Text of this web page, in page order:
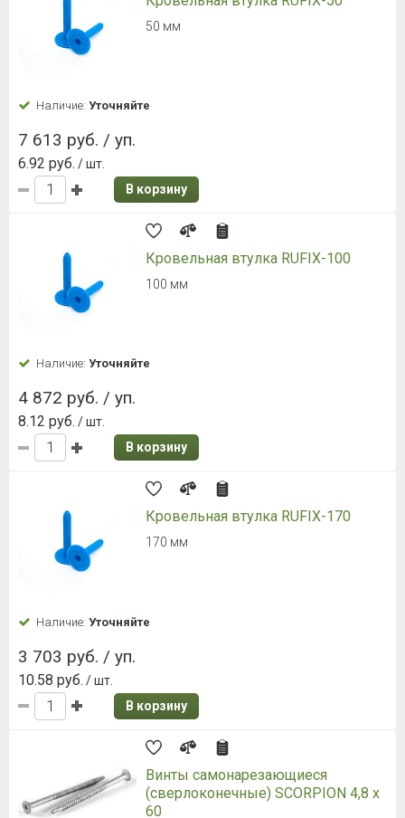
50 мм
Наличие: Уточняйте
7 613 руб. / уп.
6.92 руб. / шт.
В корзину
Кровельная втулка RUFIX-100
100 мм
Наличие: Уточняйте
4 872 руб. / уп.
8.12 руб. / шт.
В корзину
Кровельная втулка RUFIX-170
170 мм
Наличие: Уточняйте
3 703 руб. / уп.
10.58 руб. / шт.
В корзину
Винты самонарезающиеся
(сверлоконечные) SCORPION 4,8 x
60